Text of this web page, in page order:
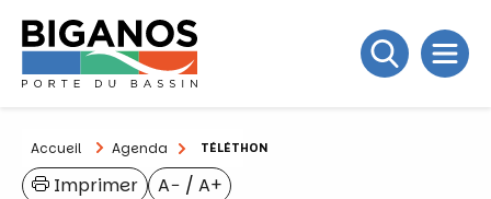
Accueil Agenda TÉLÉTHON
A− / A+
Imprimer